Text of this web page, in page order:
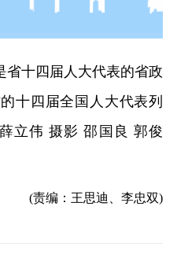
省十四届人大代表的省政
十四届全国人大代表列
立伟 摄影 邵国良 郭俊
(责编：王思迪、李忠双)